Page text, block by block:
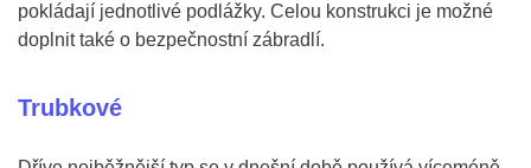
pokládají jednotlivé podlážky. Celou konstrukci je možné
doplnit také o bezpečnostní zábradlí.
Trubkové